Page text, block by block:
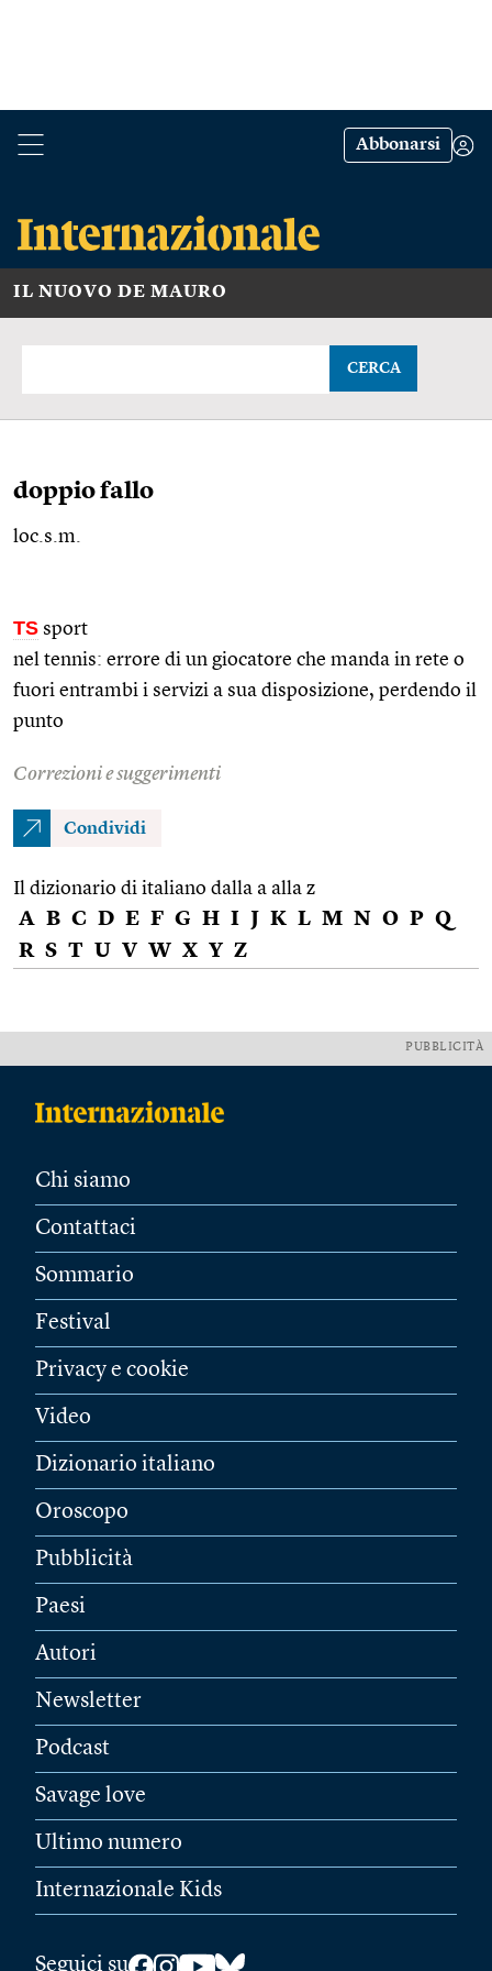
Abbonarsi
IL NUOVO DE MAURO
CERCA
doppio fallo
loc.s.m.
TS sport
nel tennis: errore di un giocatore che manda in rete o
fuori entrambi i servizi a sua disposizione, perdendo il
punto
Correzioni e suggerimenti
Condividi
Il dizionario di italiano dalla a alla z
A B C D E F G H I J K L M N O P Q
R S T U V W X Y Z
PUBBLICITÀ
Chi siamo
Contattaci
Sommario
Festival
Privacy e cookie
Video
Dizionario italiano
Oroscopo
Pubblicità
Paesi
Autori
Newsletter
Podcast
Savage love
Ultimo numero
Internazionale Kids
Seguici su